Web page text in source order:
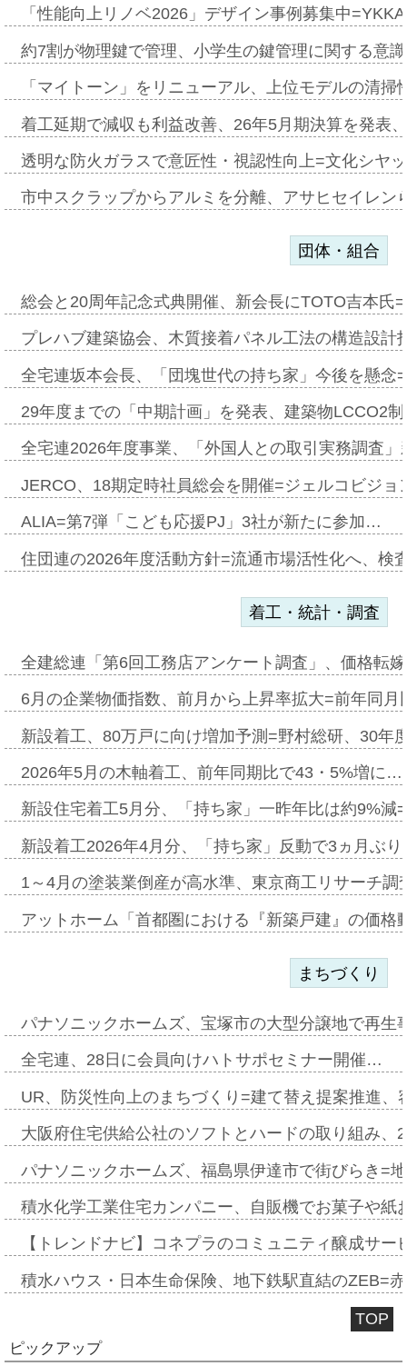
「性能向上リノベ2026」デザイン事例募集中
約7割が物理鍵で管理、小学生の鍵管理に関する意
「マイトーン」をリニューアル、上位モデルの清
着工延期で減収も利益改善、26年5月期決算を発表
透明な防火ガラスで意匠性・視認性向上=文化シヤ
市中スクラップからアルミを分離、アサヒセイレ
団体・組合
総会と20周年記念式典開催、新会長にTOTO吉本氏
プレハブ建築協会、木質接着パネル工法の構造設
全宅連坂本会長、「団塊世代の持ち家」今後を懸
29年度までの「中期計画」を発表、建築物LCCO2
全宅連2026年度事業、「外国人との取引実務調査
JERCO、18期定時社員総会を開催=ジェルコビジ
ALIA=第7弾「こども応援PJ」3社が新たに参加…
住団連の2026年度活動方針=流通市場活性化へ、検
着工・統計・調査
全建総連「第6回工務店アンケート調査」、価格転
6月の企業物価指数、前月から上昇率拡大=前年同
新設着工、80万戸に向け増加予測=野村総研、30年
2026年5月の木軸着工、前年同期比で43・5%増に…
新設住宅着工5月分、「持ち家」一昨年比は約9%
新設着工2026年4月分、「持ち家」反動で3ヵ月ぶ
1～4月の塗装業倒産が高水準、東京商工リサーチ
アットホーム「首都圏における『新築戸建』の価
まちづくり
パナソニックホームズ、宝塚市の大型分譲地で再
全宅連、28日に会員向けハトサポセミナー開催…
UR、防災性向上のまちづくり=建て替え提案推進
大阪府住宅供給公社のソフトとハードの取り組み
パナソニックホームズ、福島県伊達市で街びらき=
積水化学工業住宅カンパニー、自販機でお菓子や
【トレンドナビ】コネプラのコミュニティ醸成サ
積水ハウス・日本生命保険、地下鉄駅直結のZEB=
TOP
ピックアップ